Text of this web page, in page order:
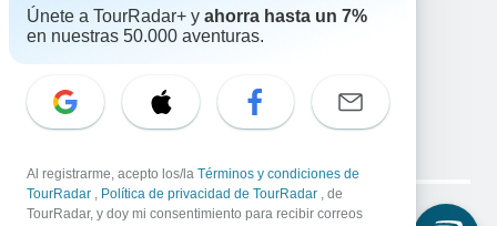
Ayuda
Correo electrónico: support@tourradar.com
Selecciona el idioma
Copyright © TourRadar. Todos los derechos reservados.
Aviso legal Política de privacidad Cookies
Únete a TourRadar+ y ahorra hasta un 7%
en nuestras 50.000 aventuras.
Al registrarme, acepto los/la Términos y condiciones de
TourRadar , Política de privacidad de TourRadar , de
TourRadar, y doy mi consentimiento para recibir correos